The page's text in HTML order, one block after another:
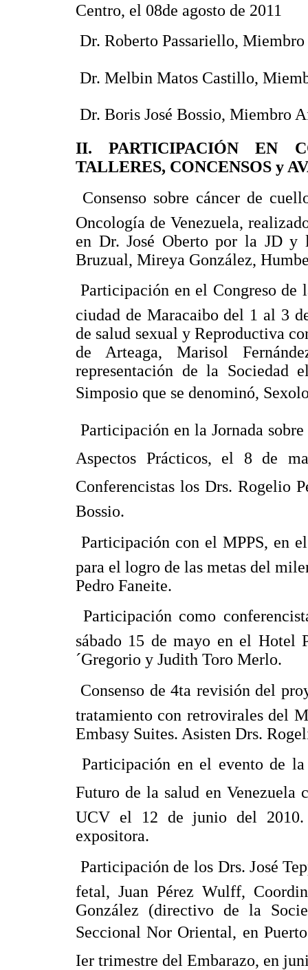
Centro, el 08de agosto de 2011
 Dr. Roberto Passariello,
 Dr. Melbin Matos Castillo,
 Dr. Boris José Bossio, Miembro
II. PARTICIPACIÓN EN
TALLERES, CONCENSOS y
 Consenso sobre cáncer de
Oncología de Venezuela,
en Dr. José Oberto por la JD y
Bruzual, Mireya González,
 Participación en el Congreso
ciudad de Maracaibo del 1 al 3
de salud sexual y Reproductiva
de Arteaga, Marisol
representación de la Sociedad
Simposio que se denominó,
 Participación en la Jornada
Aspectos Prácticos, el 8 de
Conferencistas los Drs. Rogelio
Bossio.
 Participación con el MPPS, en
para el logro de las metas del
Pedro Faneite.
 Participación como
sábado 15 de mayo en el Hotel
´Gregorio y Judith Toro Merlo.
 Consenso de 4ta revisión del
tratamiento con retrovirales del
Embasy Suites. Asisten Drs.
 Participación en el evento de
Futuro de la salud en
UCV el 12 de junio del 2010.
expositora.
 Participación de los Drs. José
fetal, Juan Pérez Wulff,
González (directivo de la
Seccional Nor Oriental, en
Ier trimestre del Embarazo, en